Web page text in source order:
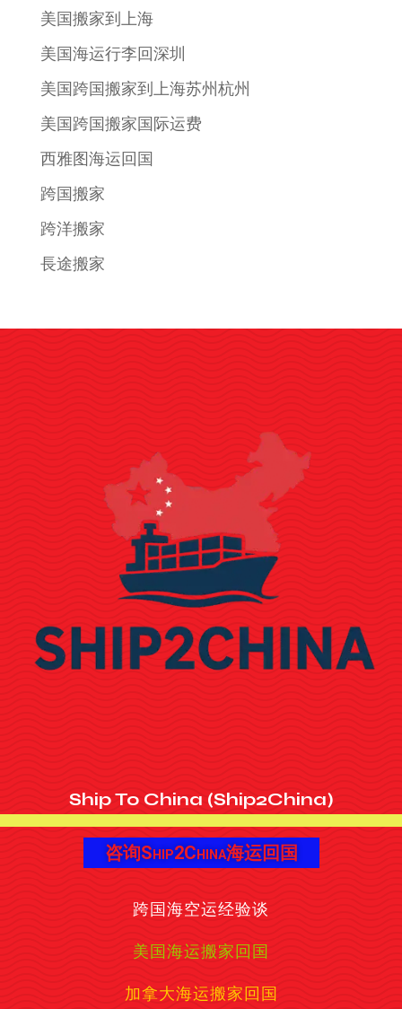
美国搬家到上海
美国海运行李回深圳
美国跨国搬家到上海苏州杭州
美国跨国搬家国际运费
西雅图海运回国
跨国搬家
跨洋搬家
長途搬家
Ship To China (Ship2China)
咨询Ship2China海运回国
跨国海空运经验谈
美国海运搬家回国
加拿大海运搬家回国